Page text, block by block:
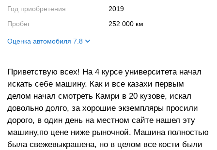
Год приобретения
2019
Пробег
252 000 км
Оценка автомобиля 7.8
Салон
6
Двигатель
6
Ходовые качества
9
Приветствую всех! На 4 курсе университета начал
искать себе машину. Как и все казахи первым
делом начал смотреть Камри в 20 кузове, искал
довольно долго, за хорошие экземпляры просили
дорого, в один день на местном сайте нашел эту
машину,по цене ниже рыночной. Машина полностью
была свежевыкрашена, но в целом все кости были